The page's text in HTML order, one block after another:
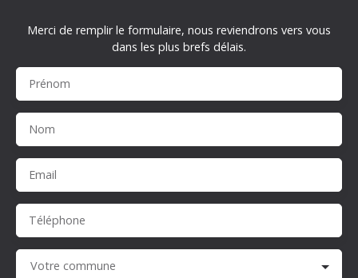
Merci de remplir le formulaire, nous reviendrons vers vous
dans les plus brefs délais.
Prénom
Nom
Email
Téléphone
Votre commune